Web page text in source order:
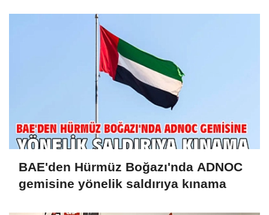
BAE'den Hürmüz Boğazı'nda ADNOC
gemisine yönelik saldırıya kınama